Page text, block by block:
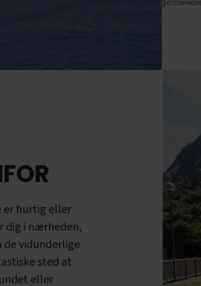
er hurtig eller
dig i nærheden,
de vidunderlige
sted at
eller